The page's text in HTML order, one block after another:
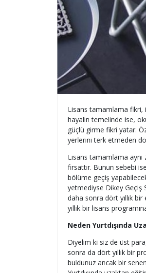
Lisans tamamlama fikri,
hayalin temelinde ise,
güçlü girme fikri yatar.
yerlerini terk etmeden
Lisans tamamlama aynı
fırsattır. Bunun sebebi
bölüme geçiş
yetmediyse Dikey Geçiş
daha sonra dört yıllık
yıllık bir lisans
Neden Yurtdışında
Diyelim ki siz de üst
sonra da dört yıllık bir
buldunuz ancak bir